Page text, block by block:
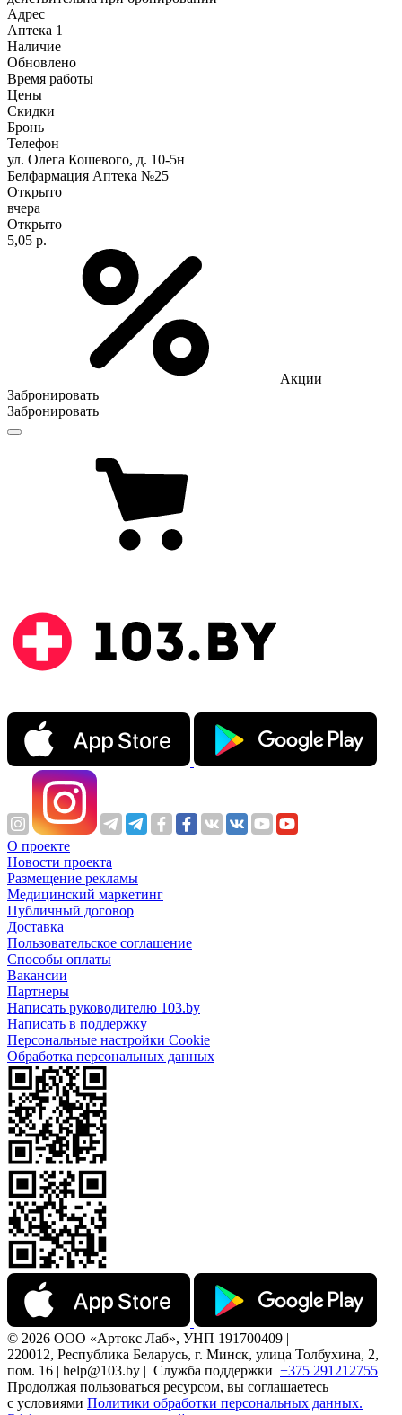
Адрес
Аптека 1
Наличие
Обновлено
Время работы
Цены
Скидки
Бронь
Телефон
ул. Олега Кошевого, д. 10-5н
Белфармация Аптека №25
Открыто
вчера
Открыто
5,05 р.
Акции
Забронировать
Забронировать
О проекте
Новости проекта
Размещение рекламы
Медицинский маркетинг
Публичный договор
Доставка
Пользовательское соглашение
Способы оплаты
Вакансии
Партнеры
Написать руководителю 103.by
Написать в поддержку
Персональные настройки Cookie
Обработка персональных данных
© 2026 ООО «Артокс Лаб», УНП 191700409 |
220012, Республика Беларусь, г. Минск, улица Толбухина, 2,
пом. 16 | help@103.by | Служба поддержки +375 291212755
Продолжая пользоваться ресурсом, вы соглашаетесь
с условиями Политики обработки персональных данных.